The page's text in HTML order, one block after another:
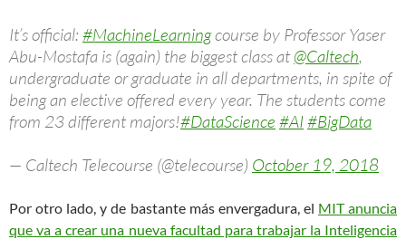
It’s official: #MachineLearningcourse by Professor Yaser
Abu-Mostafa is (again) the biggest class at @Caltech,
undergraduate or graduate in all departments, in spite of
being an elective offered every year. The students come
from 23 different majors!#DataScience #AI #BigData
— Caltech Telecourse (@telecourse) October 19, 2018
Por otro lado, y de bastante más envergadura, el MIT anuncia
que va a crear una nueva facultad para trabajar la Inteligencia